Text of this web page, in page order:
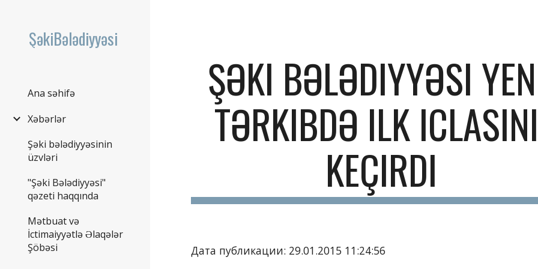
ŞəkiBələdiyyəsi
Ana səhifə
Xəbərlər
Şəki bələdiyyəsinin
üzvləri
"Şəki Bələdiyyəsi"
qəzeti haqqında
Mətbuat və
İctimaiyyətlə Əlaqələr
Şöbəsi
ŞƏKI BƏLƏDIYYƏSI
TƏRKIBDƏ ILK ICLASINI
KEÇIRDI
Дата публикации: 29.01.2015 11:24:56